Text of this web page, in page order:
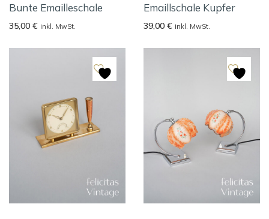
Bunte Emailleschale
35,00 € inkl. MwSt.
Emaillschale Kupfer
39,00 € inkl. MwSt.